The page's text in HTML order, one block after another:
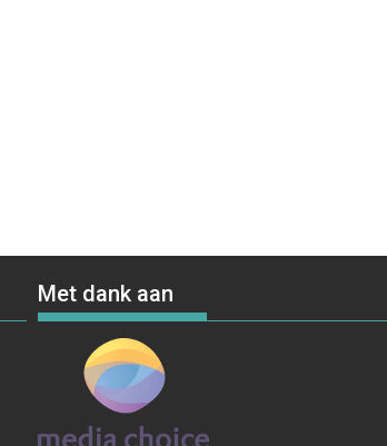
Met dank aan